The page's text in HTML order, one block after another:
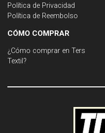
Política de Privacidad
Política de Reembolso
CÓMO COMPRAR
¿Cómo comprar en Ters
Textil?